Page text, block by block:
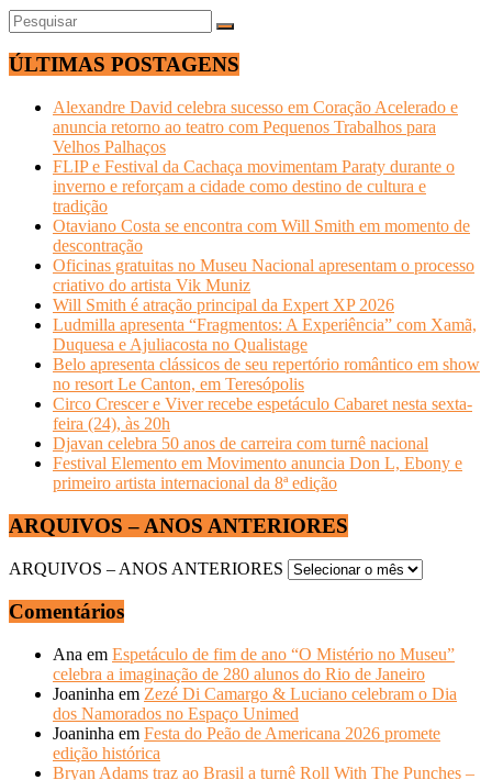
ÚLTIMAS POSTAGENS
Alexandre David celebra sucesso em Coração Acelerado e
anuncia retorno ao teatro com Pequenos Trabalhos para
Velhos Palhaços
FLIP e Festival da Cachaça movimentam Paraty durante o
inverno e reforçam a cidade como destino de cultura e
tradição
Otaviano Costa se encontra com Will Smith em momento de
descontração
Oficinas gratuitas no Museu Nacional apresentam o processo
criativo do artista Vik Muniz
Will Smith é atração principal da Expert XP 2026
Ludmilla apresenta “Fragmentos: A Experiência” com Xamã,
Duquesa e Ajuliacosta no Qualistage
Belo apresenta clássicos de seu repertório romântico em show
no resort Le Canton, em Teresópolis
Circo Crescer e Viver recebe espetáculo Cabaret nesta sexta-
feira (24), às 20h
Djavan celebra 50 anos de carreira com turnê nacional
Festival Elemento em Movimento anuncia Don L, Ebony e
primeiro artista internacional da 8ª edição
ARQUIVOS – ANOS ANTERIORES
ARQUIVOS – ANOS ANTERIORES
Comentários
Ana em Espetáculo de fim de ano “O Mistério no Museu”
celebra a imaginação de 280 alunos do Rio de Janeiro
Joaninha em Zezé Di Camargo & Luciano celebram o Dia
dos Namorados no Espaço Unimed
Joaninha em Festa do Peão de Americana 2026 promete
edição histórica
Bryan Adams traz ao Brasil a turnê Roll With The Punches –